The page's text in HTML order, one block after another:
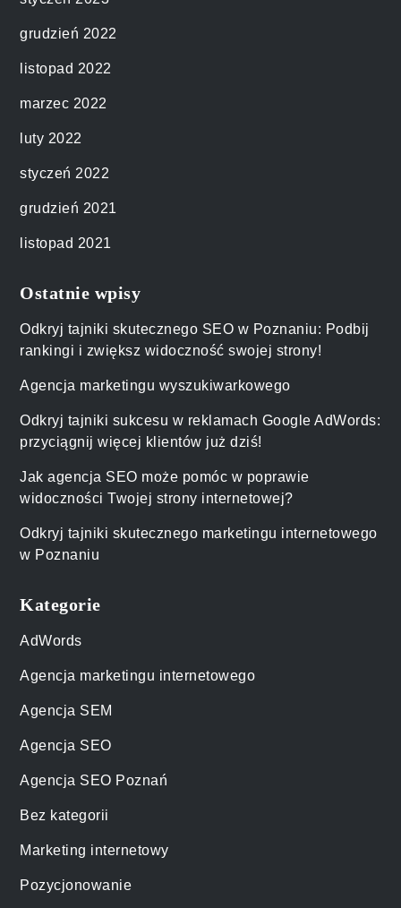
grudzień 2022
listopad 2022
marzec 2022
luty 2022
styczeń 2022
grudzień 2021
listopad 2021
Ostatnie wpisy
Odkryj tajniki skutecznego SEO w Poznaniu: Podbij
rankingi i zwiększ widoczność swojej strony!
Agencja marketingu wyszukiwarkowego
Odkryj tajniki sukcesu w reklamach Google AdWords:
przyciągnij więcej klientów już dziś!
Jak agencja SEO może pomóc w poprawie
widoczności Twojej strony internetowej?
Odkryj tajniki skutecznego marketingu internetowego
w Poznaniu
Kategorie
AdWords
Agencja marketingu internetowego
Agencja SEM
Agencja SEO
Agencja SEO Poznań
Bez kategorii
Marketing internetowy
Pozycjonowanie